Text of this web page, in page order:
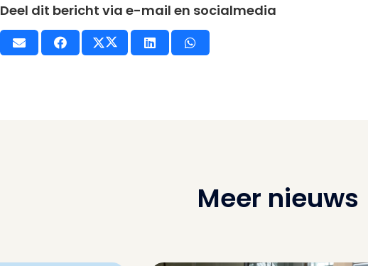
Deel dit bericht via e-mail en socialmedia
Meer nieuws